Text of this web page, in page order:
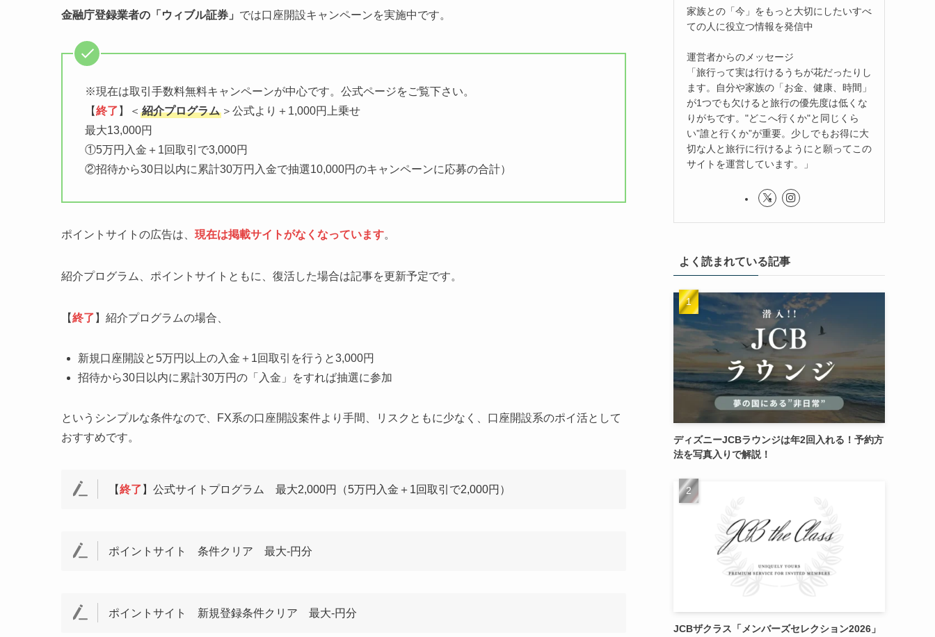
金融庁登録業者の「ウィブル証券」 では口座開設キャンペーンを実施中です。
※現在は取引手数料無料キャンペーンが中心です。公式ページをご覧下さい。
【終了 】＜ 紹介プログラム ＞公式より＋1,000円上乗せ
最大13,000円
①5万円入金＋1回取引で3,000円
②招待から30日以内に累計30万円入金で抽選10,000円のキャンペーンに応募の合計）
ポイントサイトの広告は、 現在は掲載サイトがなくなっています。
紹介プログラム、ポイントサイトともに、復活した場合は記事を更新予定です。
【終了 】紹介プログラムの場合、
新規口座開設と5万円以上の入金＋1回取引を行うと3,000円
招待から30日以内に累計30万円の「入金」をすれば抽選に参加
というシンプルな条件なので、FX系の口座開設案件より手間、リスクともに少なく、口座開設系のポイ活として
おすすめです。
【終了 】公式サイトプログラム 最大2,000円 （5万円入金＋1回取引で2,000円）
ポイントサイト 条件クリア 最大-円分
ポイントサイト 新規登録条件クリア 最大-円分
家族との「今」をもっと大切にしたいすべ
ての人に役立つ情報を発信中
運営者からのメッセージ
「旅行って実は行けるうちが花だったりし
ます。自分や家族の「お金、健康、時間」
が1つでも欠けると旅行の優先度は低くな
りがちです。"どこへ行くか"と同じくら
い”誰と行くか”が重要。少しでもお得に大
切な人と旅行に行けるようにと願ってこの
サイトを運営しています。」
よく読まれている記事
ディズニーJCBラウンジは年2回入れる！予約方
法を写真入りで解説！
JCBザクラス「メンバーズセレクション2026」